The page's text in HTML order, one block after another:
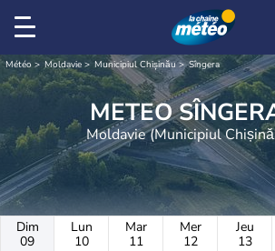
Météo Moldavie Municipiul Chișinău Sîngera
METEO
Moldavie (Municipiul
Dim
09
Lun
10
Mar
11
Mer
12
Jeu
13